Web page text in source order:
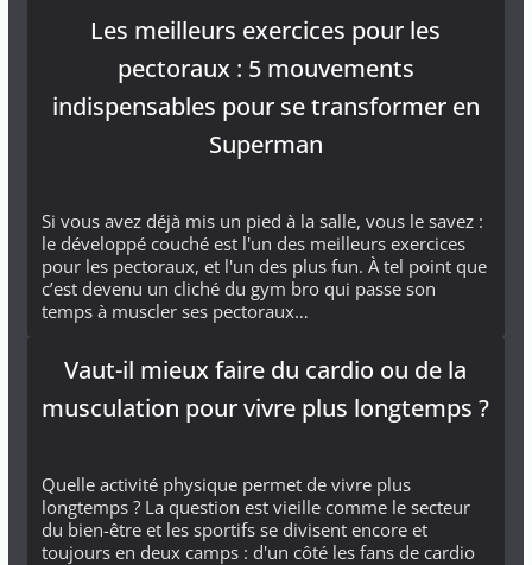
Les meilleurs exercices pour les
pectoraux : 5 mouvements
indispensables pour se transformer en
Superman
Si vous avez déjà mis un pied à la salle, vous le savez :
le développé couché est l'un des meilleurs exercices
pour les pectoraux, et l'un des plus fun. À tel point que
c’est devenu un cliché du gym bro qui passe son
temps à muscler ses pectoraux…
Vaut-il mieux faire du cardio ou de la
musculation pour vivre plus longtemps ?
Quelle activité physique permet de vivre plus
longtemps ? La question est vieille comme le secteur
du bien-être et les sportifs se divisent encore et
toujours en deux camps : d'un côté les fans de cardio